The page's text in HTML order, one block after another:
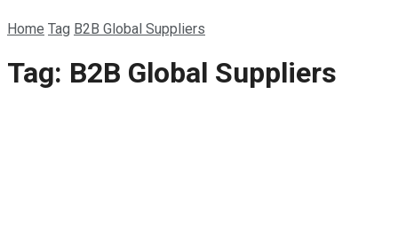
Home Tag B2B Global Suppliers
Tag: B2B Global Suppliers